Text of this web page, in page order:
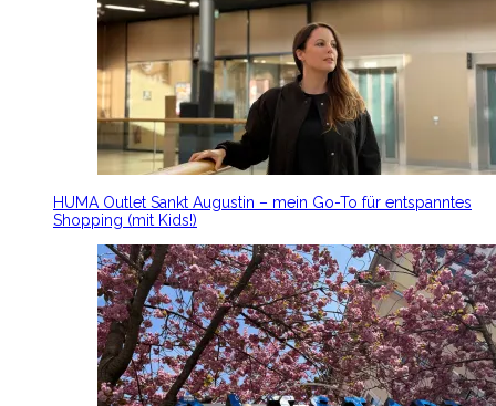
HUMA Outlet Sankt Augustin – mein Go-To für entspanntes
Shopping (mit Kids!)